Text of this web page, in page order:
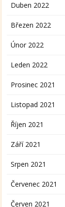
Duben 2022
Březen 2022
Únor 2022
Leden 2022
Prosinec 2021
Listopad 2021
Říjen 2021
Září 2021
Srpen 2021
Červenec 2021
Červen 2021